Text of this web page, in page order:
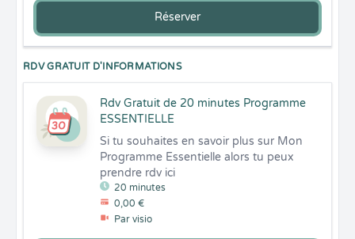
Réserver
RDV GRATUIT D'INFORMATIONS
Rdv Gratuit de 20 minutes Programme
ESSENTIELLE
20 minutes
0,00 €
Par visio
Si tu souhaites en savoir plus sur Mon
Programme Essentielle alors tu peux
prendre rdv ici